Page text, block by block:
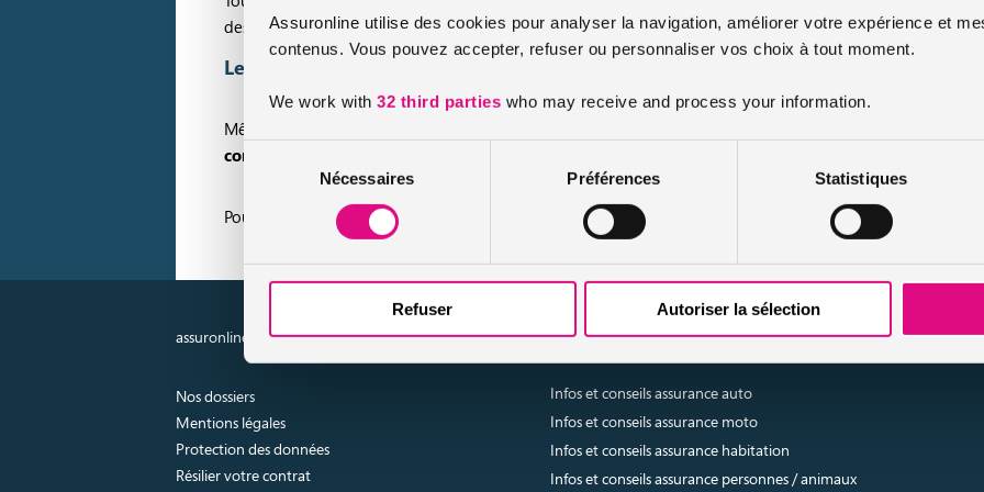
Assuronline utilise des cookies pour analyser la navigation, améliorer votre expérience et
contenus. Vous pouvez accepter, refuser ou personnaliser vos choix à tout moment.
We work with 32 third parties who may receive and process your information.
Sélection
consentement
Nécessaires Préférences Statistiques
Refuser Autoriser la sélection
des mêmes garanties que le conducteur principal.
Le cas particulier du conjoint
Même s’il n’est pas possible de l’inscrire comme conducteur secondaire au contrat d’assurance, certains
conjoint
Pour en savoir plus, découvrez nos offres d’assurance voiture sans permis
assuronline.com est édité par AssurOne Group, courtier grossiste sur internet spécialisé en IARD et en assurances de
Nos dossiers
Mentions légales
Protection des données
Résilier votre contrat
Infos et conseils assurance auto
Infos et conseils assurance moto
Infos et conseils assurance habitation
Infos et conseils assurance personnes / animaux